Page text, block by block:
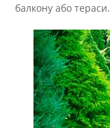
балкону або тераси.